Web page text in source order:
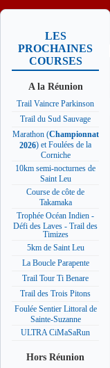
LES
PROCHAINES
COURSES
A la Réunion
Trail Vaincre Parkinson
Trail du Sud Sauvage
Marathon (Championnat
2026) et Foulées de la
Corniche
10km semi-nocturnes de
Saint Leu
Course de côte de
Takamaka
Trophée Océan Indien -
Défi des Laves - Trail des
Timizes
5km de Saint Leu
La Boucle Parapente
Trail Tour Ti Benare
Trail des Trois Pitons
Foulée Sentier Littoral de
Sainte-Suzanne
ULTRA CiMaSaRun
Hors Réunion